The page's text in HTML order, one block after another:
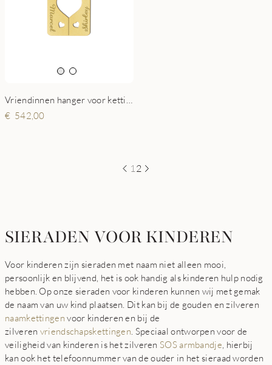
542,00
1 2
SIERADEN VOOR KINDEREN
Voor kinderen zijn sieraden met naam niet alleen mooi,
persoonlijk en blijvend, het is ook handig als kinderen hulp nodig
hebben. Op onze sieraden voor kinderen kunnen wij met gemak
de naam van uw kind plaatsen. Dit kan bij de gouden en zilveren
naamkettingen voor kinderen en bij de
zilveren vriendschapskettingen . Speciaal ontworpen voor de
veiligheid van kinderen is het zilveren SOS armbandje , hierbij
kan ook het telefoonnummer van de ouder in het sieraad worden